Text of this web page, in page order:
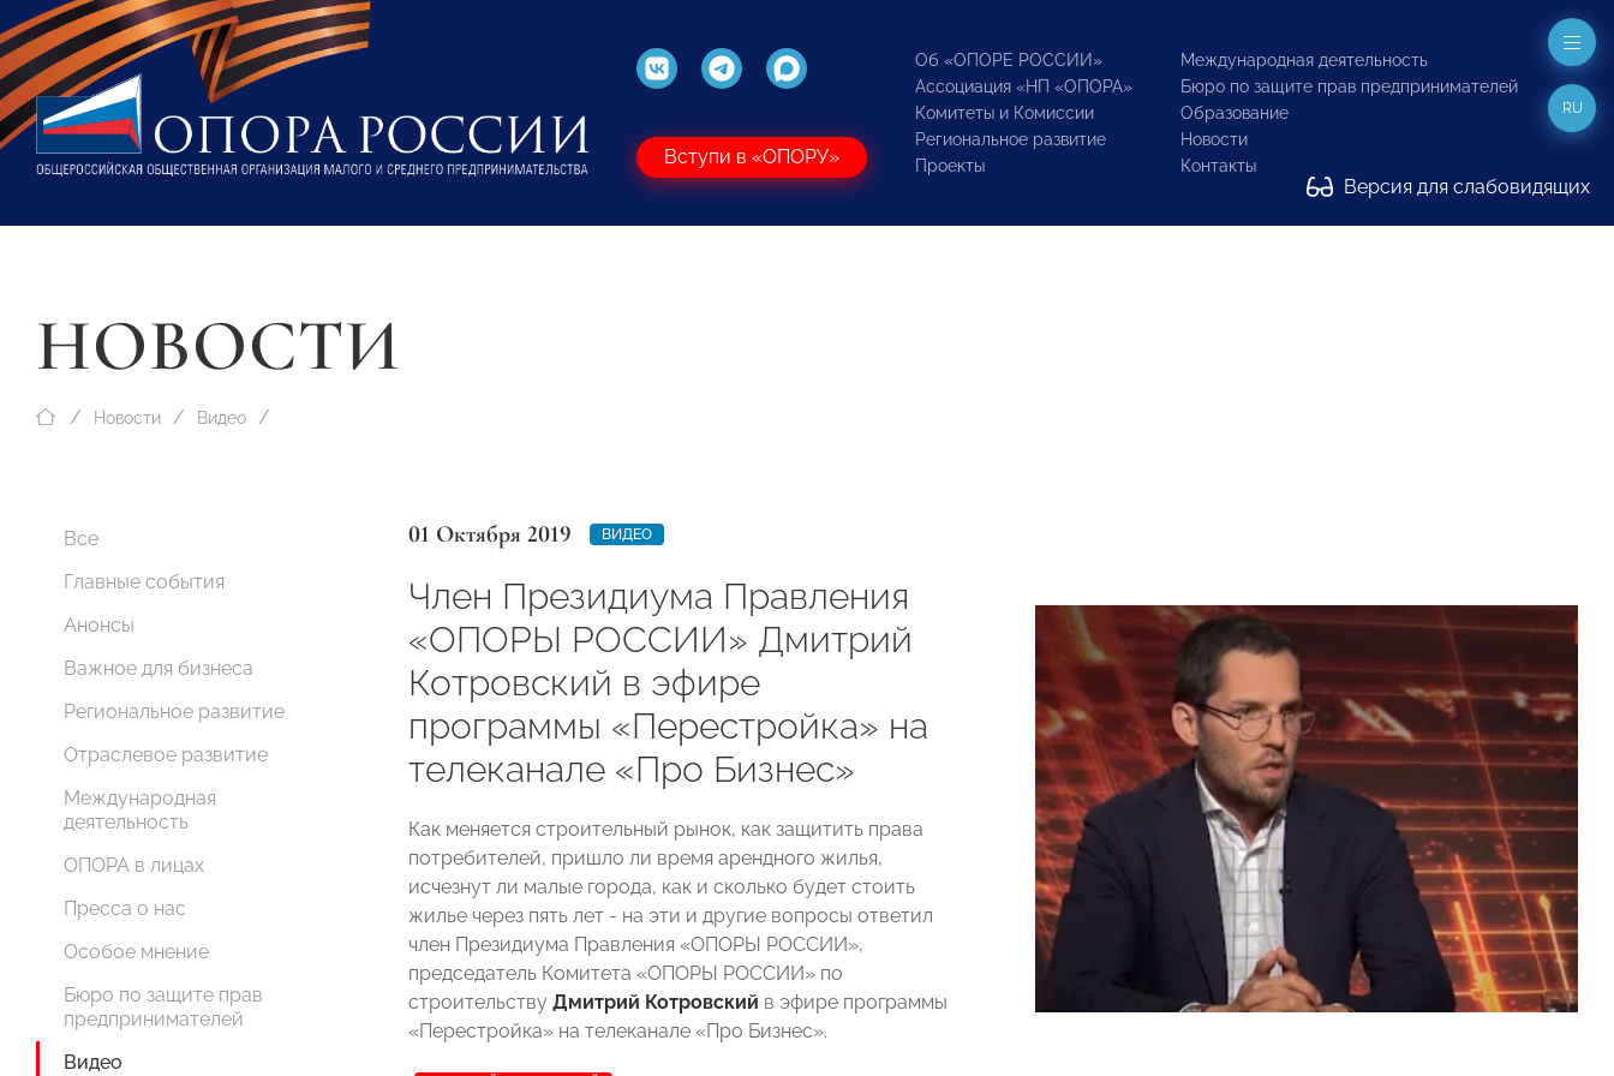
Вступи в «ОПОРУ»
Об «ОПОРЕ РОССИИ»
Ассоциация «НП «ОПОРА»
Комитеты и Комиссии
Региональное развитие
Проекты
Международная деятельность
Бюро по защите прав предпринимателей
Образование
Новости
Контакты
Версия для слабовидящих
RU
НОВОСТИ
Новости Видео
Все
Главные события
Анонсы
Важное для бизнеса
Региональное развитие
Отраслевое развитие
Международная
деятельность
ОПОРА в лицах
Пресса о нас
Особое мнение
Бюро по защите прав
предпринимателей
Видео
01 Октября 2019 ВИДЕО
Член Президиума Правления
«ОПОРЫ РОССИИ» Дмитрий
Котровский в эфире
программы «Перестройка» на
телеканале «Про Бизнес»
Как меняется строительный рынок, как защитить права
потребителей, пришло ли время арендного жилья,
исчезнут ли малые города, как и сколько будет стоить
жилье через пять лет - на эти и другие вопросы ответил
член Президиума Правления «ОПОРЫ РОССИИ»,
председатель Комитета «ОПОРЫ РОССИИ» по
строительству Дмитрий Котровский в эфире программы
«Перестройка» на телеканале «Про Бизнес».